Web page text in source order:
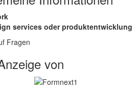
services oder produktentwicklung
Fragen
von